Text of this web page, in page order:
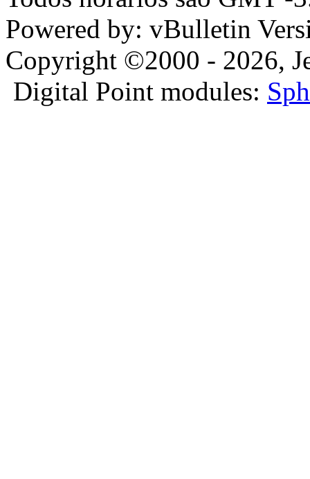
Powered by: vBulletin
Copyright ©2000 - 2026,
Digital Point modules: